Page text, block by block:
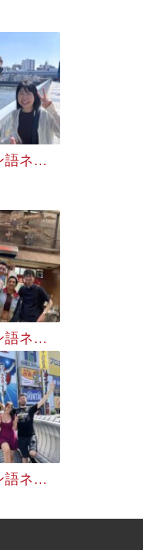
スペイン語ネイティブとのおでかけ企画：３月は３８回でした
スペイン語ネイティブとのおでかけ企画：５月は４０回でした
スペイン語ネイティブとのおでかけ企画：７月は２４回でした